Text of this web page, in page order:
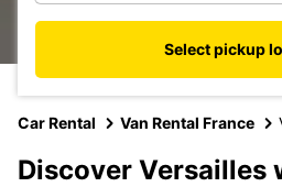
Select pickup
Car Rental Van Rental France
Discover Versailles